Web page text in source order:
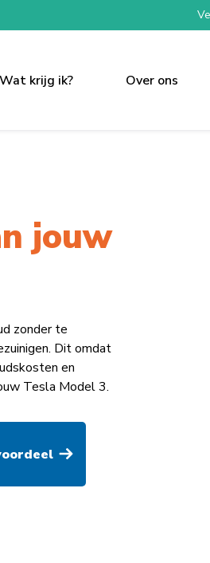
Wat krijg ik? Over ons
jouw
zonder te
Dit omdat
en
Tesla Model 3.